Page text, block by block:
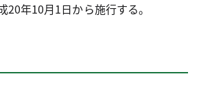
年10月1日から施行する。